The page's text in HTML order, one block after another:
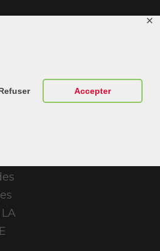
Accepter
✕